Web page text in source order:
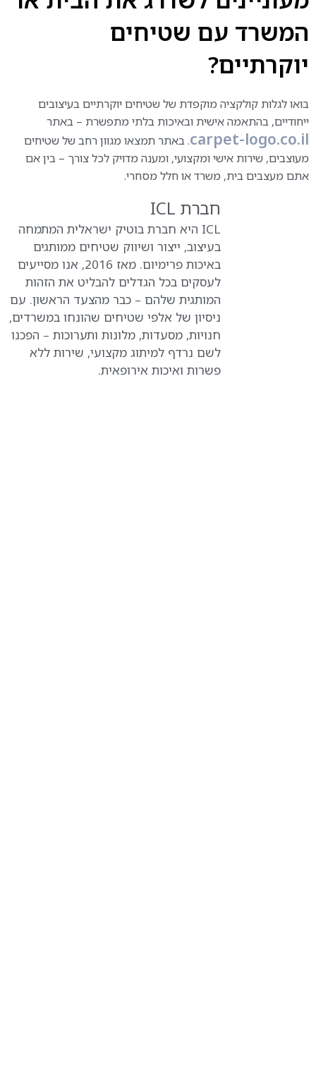
המשרד עם שטיחים
יוקרתיים?
בואו לגלות קולקציה מוקפדת של שטיחים יוקרתיים בעיצובים
ייחודיים, בהתאמה אישית ובאיכות בלתי מתפשרת – באתר
carpet-logo.co.il. באתר תמצאו מגוון רחב של שטיחים
מעוצבים, שירות אישי ומקצועי, ומענה מדויק לכל צורך – בין אם
אתם מעצבים בית, משרד או חלל מסחרי.
חברת ICL
ICL היא חברת בוטיק ישראלית המתמחה
בעיצוב, ייצור ושיווק שטיחים ממותגים
באיכות פרימיום. מאז 2016, אנו מסייעים
לעסקים בכל הגדלים להבליט את הזהות
המותגית שלהם – כבר מהצעד הראשון. עם
ניסיון של אלפי שטיחים שהונחו במשרדים,
חנויות, מסעדות, מלונות ותערוכות – הפכנו
לשם נרדף למיתוג מקצועי, שירות ללא
פשרות ואיכות אירופאית.